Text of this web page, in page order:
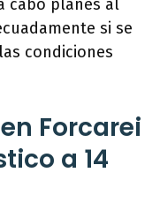
cabo planes al
si se
condiciones
Forcarei
a 14